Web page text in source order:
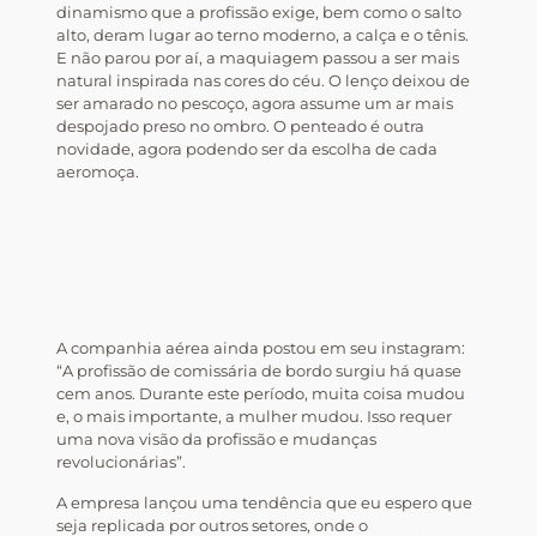
dinamismo que a profissão exige, bem como o salto
alto, deram lugar ao terno moderno, a calça e o tênis.
E não parou por aí, a maquiagem passou a ser mais
natural inspirada nas cores do céu. O lenço deixou de
ser amarado no pescoço, agora assume um ar mais
despojado preso no ombro. O penteado é outra
novidade, agora podendo ser da escolha de cada
aeromoça.
A companhia aérea ainda postou em seu instagram:
“A profissão de comissária de bordo surgiu há quase
cem anos. Durante este período, muita coisa mudou
e, o mais importante, a mulher mudou. Isso requer
uma nova visão da profissão e mudanças
revolucionárias”.
A empresa lançou uma tendência que eu espero que
seja replicada por outros setores, onde o